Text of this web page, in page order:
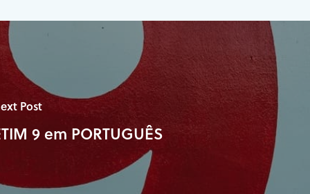
Post
9 em PORTUGUÊS